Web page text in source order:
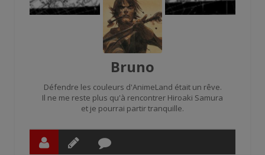
Bruno
Défendre les couleurs d'AnimeLand était un rêve.
Il ne me reste plus qu'à rencontrer Hiroaki Samura
et je pourrai partir tranquille.